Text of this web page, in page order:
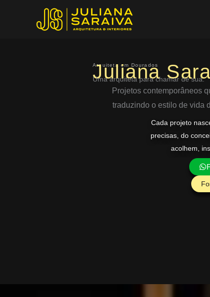
Arquiteta em Dourados
Juliana
Uma arquiteta para chamar de sua.
Projetos contemporâneos
traduzindo o estilo de vida
Cada projeto
precisas, do
acolhem,